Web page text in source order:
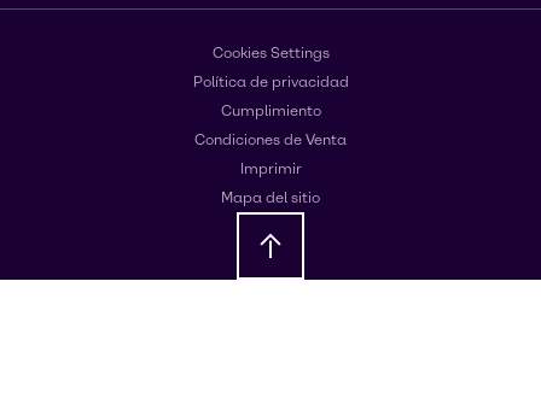
Cookies Settings
Política de privacidad
Cumplimiento
Condiciones de Venta
Imprimir
Mapa del sitio